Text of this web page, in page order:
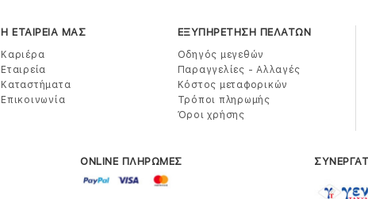
Η ΕΤΑΙΡΕΙΑ ΜΑΣ
Καριέρα
Εταιρεία
Καταστήματα
Επικοινωνία
ΕΞΥΠΗΡΕΤΗΣΗ ΠΕΛΑΤΩΝ
Οδηγός μεγεθών
Παραγγελίες - Αλλαγές
Κόστος μεταφορικών
Τρόποι πληρωμής
Όροι χρήσης
ONLINE ΠΛΗΡΩΜΕΣ